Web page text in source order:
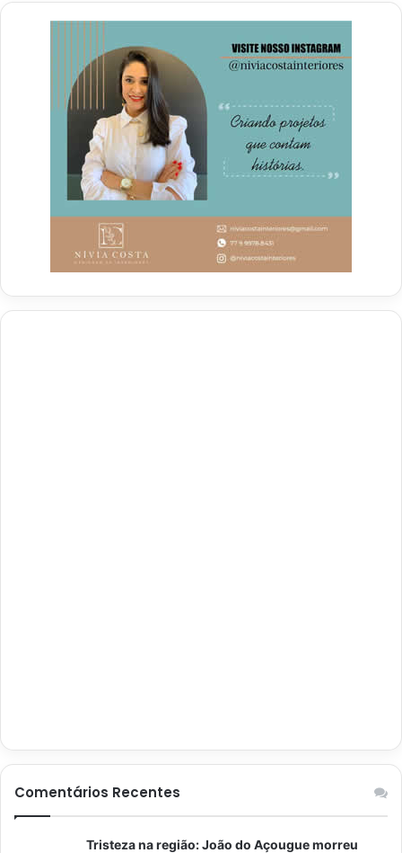
Comentários Recentes
Tristeza na região: João do Açougue morreu